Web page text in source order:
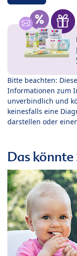
Bitte beachten:
Informationen zum
unverbindlich und
keinesfalls eine
darstellen oder
Das könnte